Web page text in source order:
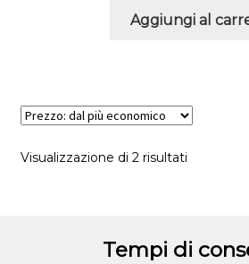
Aggiungi al
Visualizzazione di 2 risultatiPrezzo:
Tempi di